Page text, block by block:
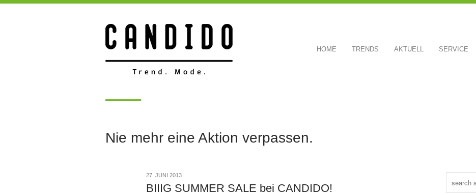
HOME TRENDS AKTUELL SERVICE
Nie mehr eine Aktion verpassen.
BIIIG SUMMER SALE bei CANDIDO!
27. JUNI 2013